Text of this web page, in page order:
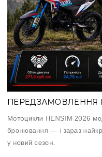
Запчастини
Аксесуари
Акції
Харків
(063)
ПЕРЕДЗАМОВЛЕННЯ
Мотоцикли HENSIM 2026
бронювання — і зараз
у новий сезон.